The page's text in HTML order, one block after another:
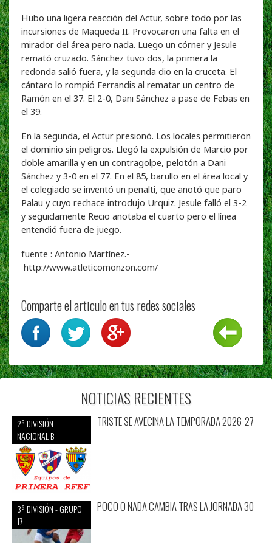
Hubo una ligera reacción del Actur, sobre todo por las
incursiones de Maqueda II. Provocaron una falta en el
mirador del área pero nada. Luego un córner y Jesule
remató cruzado. Sánchez tuvo dos, la primera la
redonda salió fuera, y la segunda dio en la cruceta. El
cántaro lo rompió Ferrandis al rematar un centro de
Ramón en el 37. El 2-0, Dani Sánchez a pase de Febas en
el 39.
En la segunda, el Actur presionó. Los locales permitieron
el dominio sin peligros. Llegó la expulsión de Marcio por
doble amarilla y en un contragolpe, pelotón a Dani
Sánchez y 3-0 en el 77. En el 85, barullo en el área local y
el colegiado se inventó un penalti, que anotó que paro
Palau y cuyo rechace introdujo Urquiz. Jesule falló el 3-2
y seguidamente Recio anotaba el cuarto pero el línea
entendió fuera de juego.
fuente : Antonio Martínez.-
http://www.atleticomonzon.com/
Comparte el articulo en tus redes sociales
NOTICIAS RECIENTES
2ª DIVISIÓN
NACIONAL B
TRISTE SE AVECINA LA TEMPORADA 2026-27
3ª DIVISIÓN - GRUPO
17
POCO O NADA CAMBIA TRAS LA JORNADA 30